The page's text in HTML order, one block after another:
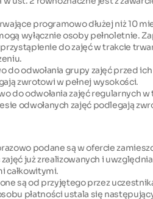
programowo dłużej niż 10
wyłącznie osoby pełnoletnie.
do zajęć w trakcie
do odwołania grupy zajęć przed
zwrotowi w pełnej wysokości.
do odwołania zajęć
odwołanych zajęć podlegają
podane są w ofercie
już zrealizowanych i
całkowitymi.
są od przyjętego przez uczestnika
płatności ustala się